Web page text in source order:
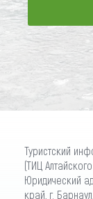
Туристский
(ТИЦ
Юридический
край, г.